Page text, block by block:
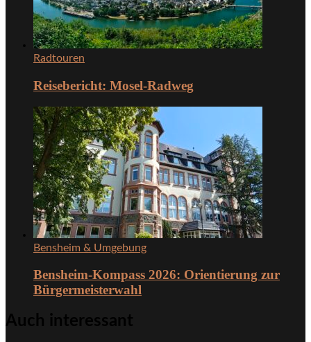
Radtouren
Reisebericht: Mosel-Radweg
Bensheim & Umgebung
Bensheim-Kompass 2026: Orientierung zur
Bürgermeisterwahl
Auch interessant